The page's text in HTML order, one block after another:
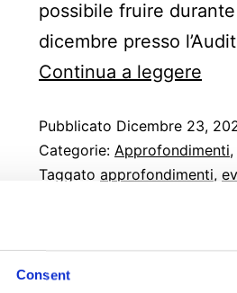
Consent
possibile fruire
dicembre presso
Continua a leggere
Pubblicato Dicembre 23,
Categorie: Approfondimenti,
Taggato approfondimenti,
Uscita la